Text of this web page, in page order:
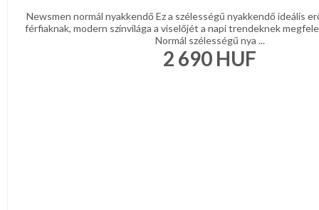
Newsmen normál nyakkendő Ez a szélességű nyakkendő ideális
férfiaknak, modern színvilága a viselőjét a napi trendeknek
Normál szélességű nya ...
2 690 HUF